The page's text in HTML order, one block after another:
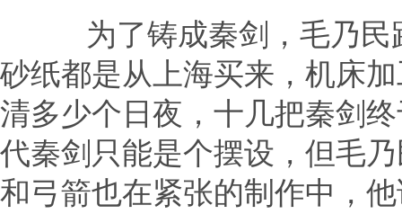
为了铸成秦剑，毛乃民
砂纸都是从上海买来，机床
清多少个日夜，十几把秦剑
代秦剑只能是个摆设，但毛
和弓箭也在紧张的制作中，